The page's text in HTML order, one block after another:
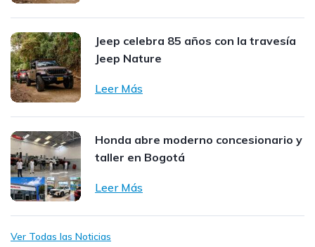
Jeep celebra 85 años con la travesía
Jeep Nature
Leer Más
Honda abre moderno concesionario y
taller en Bogotá
Leer Más
Ver Todas las Noticias